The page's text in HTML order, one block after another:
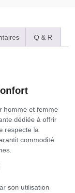
Q & R
homme et femme
dédiée à offrir
respecte la
commodité
son utilisation